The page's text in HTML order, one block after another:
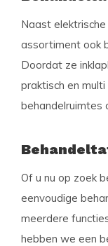
Naast
assortiment ook
Doordat ze
praktisch en
behandelruimtes
Of u nu op zoek
eenvoudige
meerdere
hebben we een